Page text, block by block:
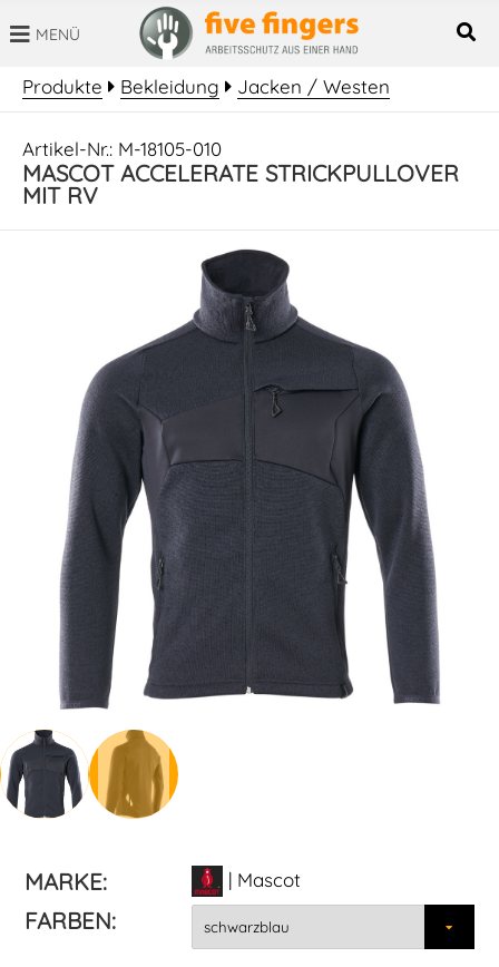
SUCHBEGRIFF
MENÜ
Produkte Bekleidung Jacken / Westen
Artikel-Nr.: M-18105-010
MASCOT ACCELERATE STRICKPULLOVER
MIT RV
MARKE: | Mascot
FARBEN: